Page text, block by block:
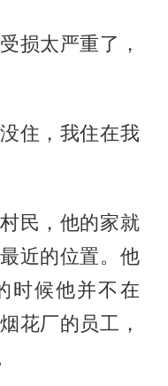
太严重了，
住，我住在我
民，他的家就
近的位置。他
时候他并不在
花厂的员工，